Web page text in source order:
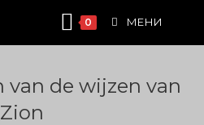
0 МЕНИ
van de wijzen van
Zion